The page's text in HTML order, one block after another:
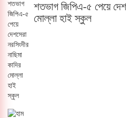
শতভাগ জিপিএ-৫ পেয়ে
মোল্লা হাই স্কুল